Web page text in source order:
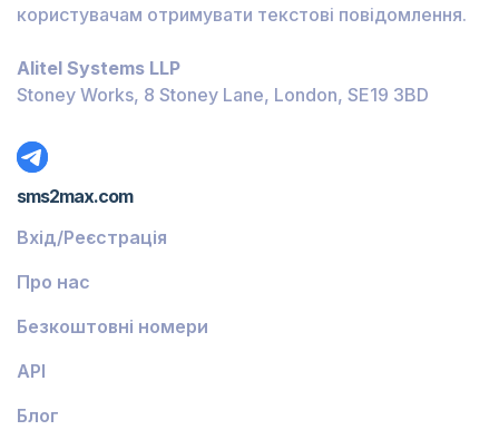
Багамські Острови
Беліз
Грузія
Греція
Ісландія
Гвінея-Бісау
користувачам отримувати текстові повідомлення.
Alitel Systems LLP
Stoney Works, 8 Stoney Lane, London, SE19 3BD
sms2max.com
Вхід/Реєстрація
Про нас
Безкоштовні номери
API
Блог